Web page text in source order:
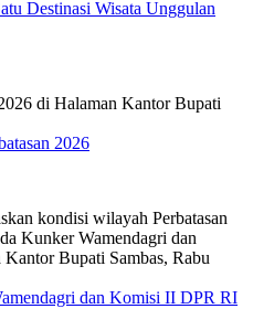
Destinasi Wisata Unggulan
2026
dan Komisi II DPR RI